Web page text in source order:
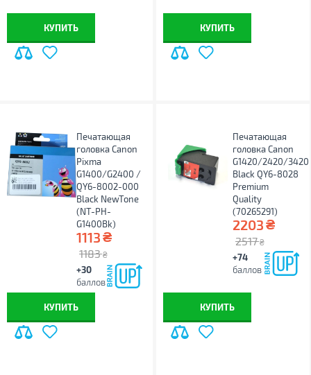
КУПИТЬ КУПИТЬ
Печатающая
головка Canon
Pixma
G1400/G2400 /
QY6-8002-000
Black NewTone
(NT-PH-
G1400Bk)
1113₴
1183 ₴
+30
баллов
КУПИТЬ
Печатающая
головка Canon
G1420/2420/3420
Black QY6-8028
Premium
Quality
(70265291)
2203₴
2517 ₴
+74
баллов
КУПИТЬ